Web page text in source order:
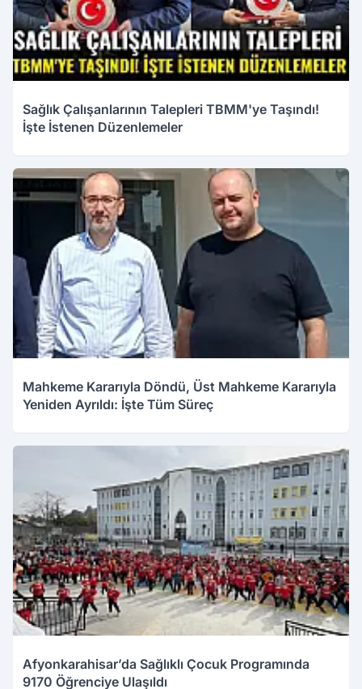
Sağlık Çalışanlarının Talepleri TBMM'ye Taşındı!
İşte İstenen Düzenlemeler
Mahkeme Kararıyla Döndü, Üst Mahkeme Kararıyla
Yeniden Ayrıldı: İşte Tüm Süreç
Afyonkarahisar’da Sağlıklı Çocuk Programında
9170 Öğrenciye Ulaşıldı